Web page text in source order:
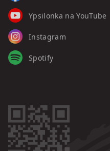
Ypsilonka na YouTube
Instagram
Spotify